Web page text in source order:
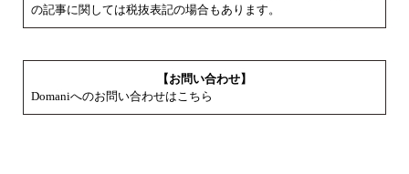
の記事に関しては税抜表記の場合もあります。
【お問い合わせ】
Domaniへのお問い合わせはこちら